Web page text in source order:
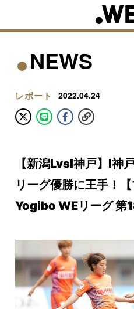
NEWS
レポート 2022.04.24
【新潟LvsI神戸】I神
リーグ優勝に王手！
Yogibo WEリーグ 第